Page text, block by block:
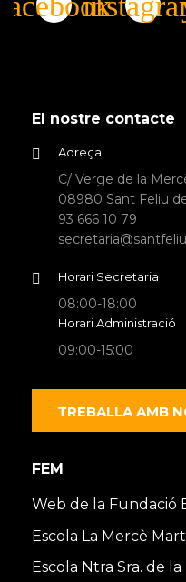
El nostre contacte
Adreça
C/ Verge de la
08980 Sant Feliu
93 666 10 79
Horari Secretaria
08:00-18:00
Horari Administració
09:00-15:00
TREBALLA AMB
FEM
Web de la Fundació
Escola La Mercè
Escola Ntra Sra. de